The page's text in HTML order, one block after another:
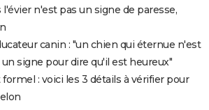
n'est pas un signe de paresse,
canin : "un chien qui éternue n'est
signe pour dire qu'il est heureux"
: voici les 3 détails à vérifier pour